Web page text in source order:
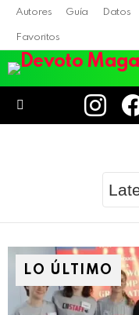
Autores Guía Datos
Favoritos
LO ÚLTIMO